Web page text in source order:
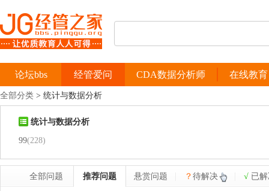
经管爱问 CDA数据分析师 在线教育
论坛bbs
全部分类 > 统计与数据分析
统计与数据分析
99(228)
全部问题 推荐问题 悬赏问题 ？ 待解决 √ 已